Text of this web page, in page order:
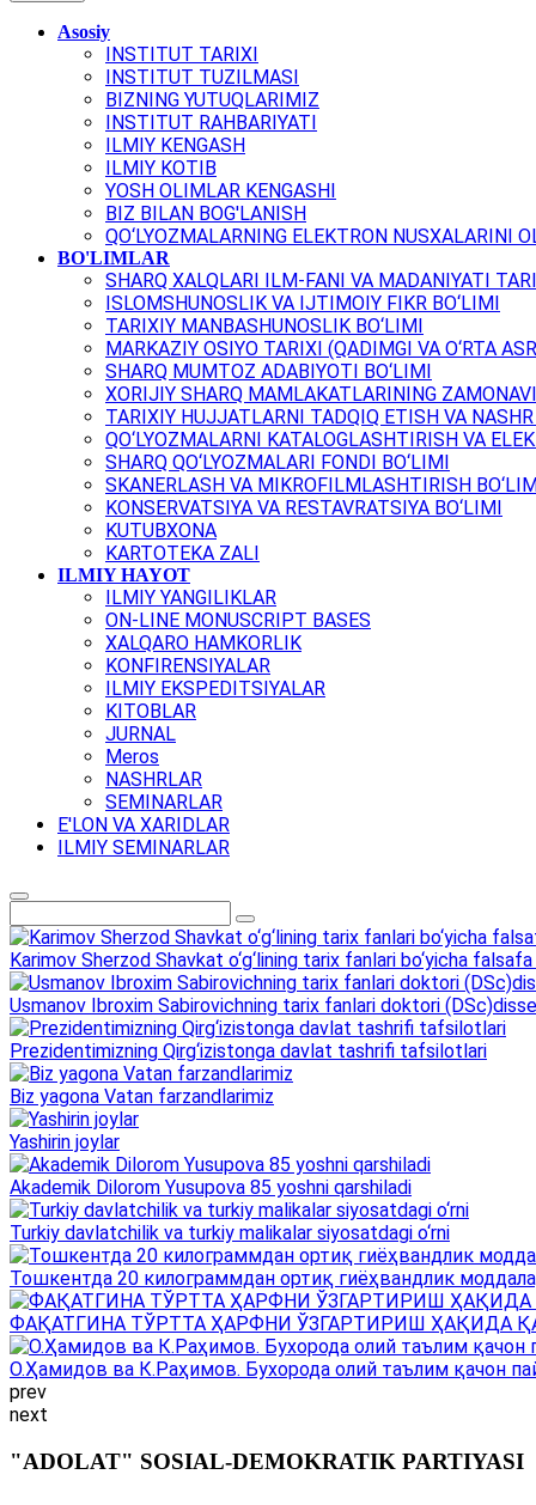
Asosiy
INSTITUT TARIXI
INSTITUT TUZILMASI
BIZNING YUTUQLARIMIZ
INSTITUT RAHBARIYATI
ILMIY KENGASH
ILMIY KOTIB
YOSH OLIMLAR KENGASHI
BIZ BILAN BOG'LANISH
QO‘LYOZMALARNING ELEKTRON NUSXALARINI
BO'LIMLAR
SHARQ XALQLARI ILM-FANI VA MADANIYATI
ISLOMSHUNOSLIK VA IJTIMOIY FIKR BO‘LIMI
TARIXIY MANBASHUNOSLIK BO‘LIMI
MARKAZIY OSIYO TARIXI (QADIMGI VA O‘RTA
SHARQ MUMTOZ ADABIYOTI BO‘LIMI
XORIJIY SHARQ MAMLAKATLARINING
TARIXIY HUJJATLARNI TADQIQ ETISH VA
QO‘LYOZMALARNI KATALOGLASHTIRISH VA
SHARQ QO‘LYOZMALARI FONDI BO‘LIMI
SKANERLASH VA MIKROFILMLASHTIRISH
KONSERVATSIYA VA RESTAVRATSIYA BO‘LIMI
KUTUBXONA
KARTOTEKA ZALI
ILMIY HAYOT
ILMIY YANGILIKLAR
ON-LINE MONUSCRIPT BASES
XALQARO HAMKORLIK
KONFIRENSIYALAR
ILMIY EKSPEDITSIYALAR
KITOBLAR
JURNAL
Meros
NASHRLAR
SEMINARLAR
E'LON VA XARIDLAR
ILMIY SEMINARLAR
Karimov Sherzod Shavkat o‘g‘lining tarix fanlari bo‘yicha
Usmanov Ibroxim Sabirovichning tarix fanlari doktori
Prezidentimizning Qirg‘izistonga davlat tashrifi tafsilotlari
Biz yagona Vatan farzandlarimiz
Yashirin joylar
Akademik Dilorom Yusupova 85 yoshni qarshiladi
Turkiy davlatchilik va turkiy malikalar siyosatdagi o‘rni
Тошкентда 20 килограммдан ортиқ гиёҳвандлик
ФАҚАТГИНА ТЎРТТА ҲАРФНИ ЎЗГАРТИРИШ ҲАҚИДА
О.Ҳамидов ва К.Раҳимов. Бухорода олий таълим қачон
prev
next
"ADOLAT" SOSIAL-DEMOKRATIK PARTIYASI